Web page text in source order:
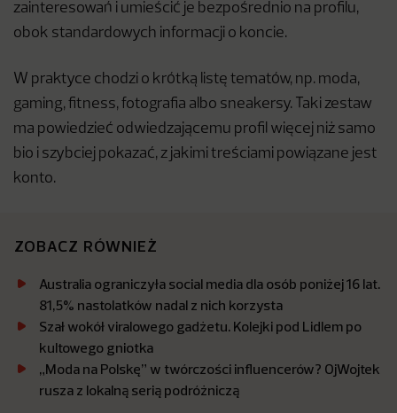
zainteresowań i umieścić je bezpośrednio na profilu,
obok standardowych informacji o koncie.
W praktyce chodzi o krótką listę tematów, np. moda,
gaming, fitness, fotografia albo sneakersy. Taki zestaw
ma powiedzieć odwiedzającemu profil więcej niż samo
bio i szybciej pokazać, z jakimi treściami powiązane jest
konto.
ZOBACZ RÓWNIEŻ
Australia ograniczyła social media dla osób poniżej 16 lat.
81,5% nastolatków nadal z nich korzysta
Szał wokół viralowego gadżetu. Kolejki pod Lidlem po
kultowego gniotka
„Moda na Polskę” w twórczości influencerów? OjWojtek
rusza z lokalną serią podróżniczą